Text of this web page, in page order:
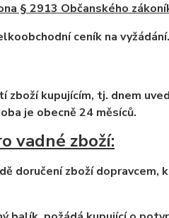
§ 2913 Občanského
ceník na vyžádání.
zboží kupujícím, tj. dnem
je obecně 24 měsíců.
vadné zboží:
doručení zboží dopravcem,